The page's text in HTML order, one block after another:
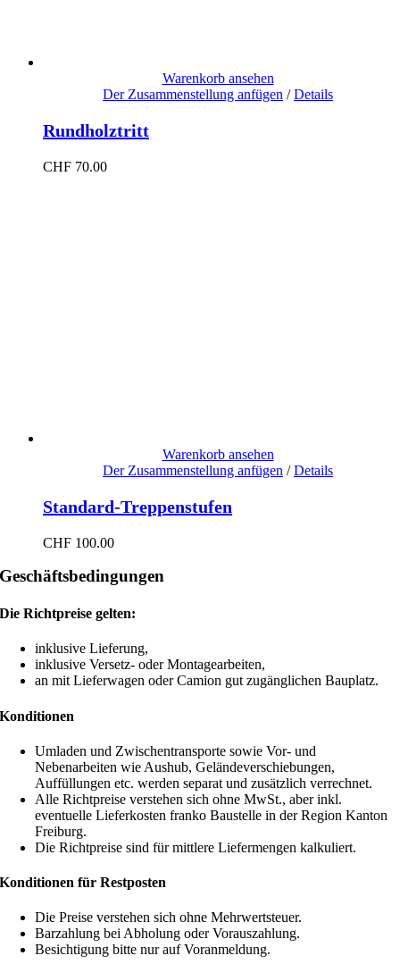
Warenkorb ansehen
Der Zusammenstellung anfügen / Details
Rundholztritt
CHF 70.00
Warenkorb ansehen
Der Zusammenstellung anfügen / Details
Standard-Treppenstufen
CHF 100.00
Geschäftsbedingungen
Die Richtpreise gelten:
inklusive Lieferung,
inklusive Versetz- oder Montagearbeiten,
an mit Lieferwagen oder Camion gut zugänglichen Bauplatz.
Konditionen
Umladen und Zwischentransporte sowie Vor- und
Nebenarbeiten wie Aushub, Geländeverschiebungen,
Auffüllungen etc. werden separat und zusätzlich verrechnet.
Alle Richtpreise verstehen sich ohne MwSt., aber inkl.
eventuelle Lieferkosten franko Baustelle in der Region Kanton
Freiburg.
Die Richtpreise sind für mittlere Liefermengen kalkuliert.
Konditionen für Restposten
Die Preise verstehen sich ohne Mehrwertsteuer.
Barzahlung bei Abholung oder Vorauszahlung.
Besichtigung bitte nur auf Voranmeldung.